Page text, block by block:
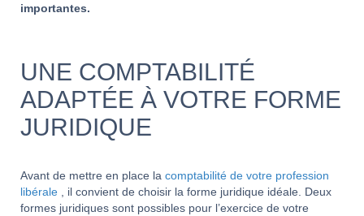
importantes.
UNE COMPTABILITÉ
ADAPTÉE À VOTRE FORME
JURIDIQUE
Avant de mettre en place la comptabilité de votre profession
libérale , il convient de choisir la forme juridique idéale. Deux
formes juridiques sont possibles pour l’exercice de votre